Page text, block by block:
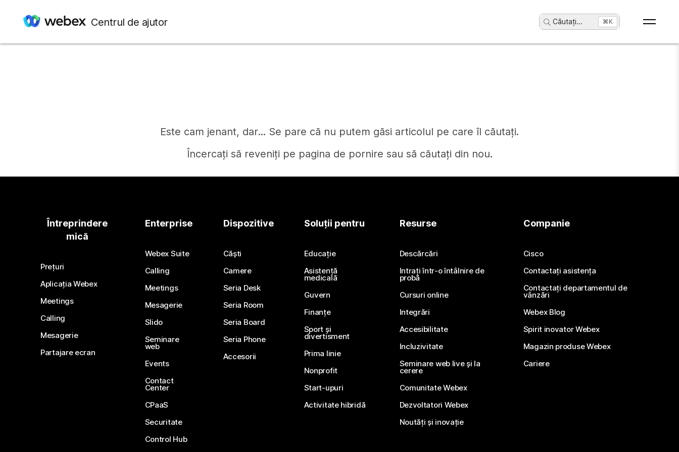
Centrul de ajutor Căutați... ⌘K
Este cam jenant, dar... Se pare că nu putem găsi articolul pe care îl căutați.
Încercați să reveniți pe pagina de pornire sau să căutați din nou.
Aveți nevoie de un răspuns?
Trimiteți o întrebare
Întreprindere
mică
Prețuri
Aplicația Webex
Meetings
Calling
Mesagerie
Partajare ecran
Enterprise
Webex Suite
Calling
Meetings
Mesagerie
Slido
Seminare
web
Events
Contact
Center
CPaaS
Securitate
Control Hub
Dispozitive
Căști
Camere
Seria Desk
Seria Room
Seria Board
Seria Phone
Accesorii
Soluții pentru
Educație
Asistență
medicală
Guvern
Finanțe
Sport și
divertisment
Prima linie
Nonprofit
Start-upuri
Activitate hibridă
Resurse
Descărcări
Intrați într-o întâlnire de
probă
Cursuri online
Integrări
Accesibilitate
Incluzivitate
Seminare web live și la
cerere
Comunitate Webex
Dezvoltatori Webex
Noutăți și inovație
Companie
Cisco
Contactați asistența
Contactați departamentul de
vânzări
Webex Blog
Spirit inovator Webex
Magazin produse Webex
Cariere